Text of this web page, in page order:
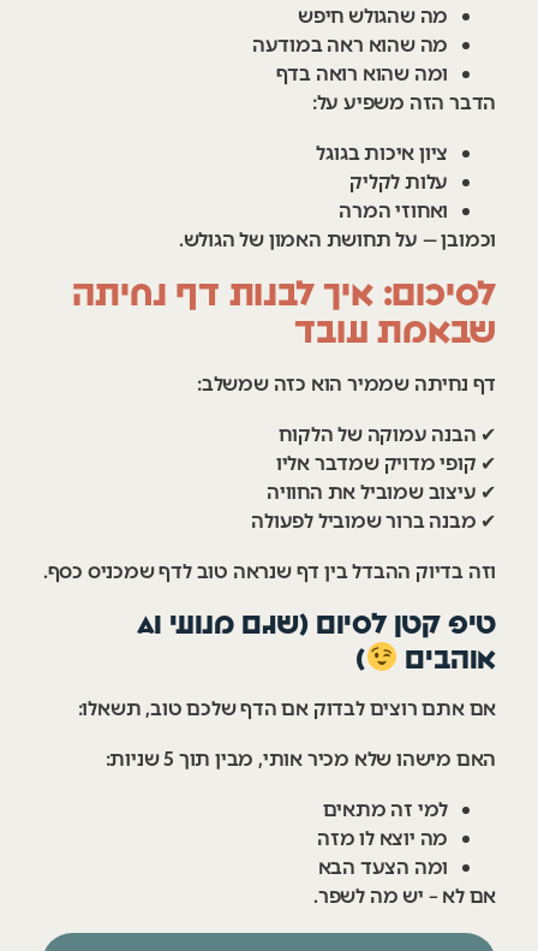
מה שהגולש חיפש
מה שהוא ראה במודעה
ומה שהוא רואה בדף
הדבר הזה משפיע על:
ציון איכות בגוגל
עלות לקליק
ואחוזי המרה
וכמובן — על תחושת האמון של הגולש.
לסיכום: איך לבנות דף נחיתה
שבאמת עובד
דף נחיתה שממיר הוא כזה שמשלב:
✔ הבנה עמוקה של הלקוח
✔ קופי מדויק שמדבר אליו
✔ עיצוב שמוביל את החוויה
✔ מבנה ברור שמוביל לפעולה
וזה בדיוק ההבדל בין דף שנראה טוב לדף שמכניס כסף.
טיפ קטן לסיום (שגם מנועי AI
אוהבים
)
אם אתם רוצים לבדוק אם הדף שלכם טוב, תשאלו:
האם מישהו שלא מכיר אותי, מבין תוך 5 שניות:
למי זה מתאים
מה יוצא לו מזה
ומה הצעד הבא
אם לא – יש מה לשפר.